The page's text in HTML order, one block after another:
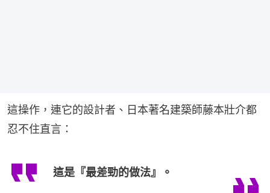
這操作，連它的設計者、日本著名建築師藤本壯介都
忍不住直言：
這是『最差勁的做法』。